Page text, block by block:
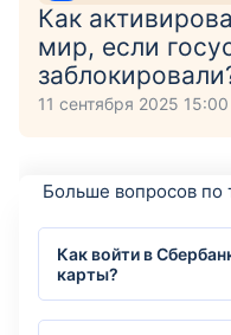
Как
мир, если
11 сентября 2025 15:00
Больше вопросов по
Как войти в
карты?